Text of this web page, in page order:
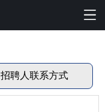
招聘人联系方式